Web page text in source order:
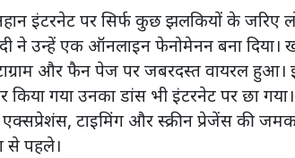
इंटरनेट पर सिर्फ कुछ झलकियों के जरिए
ने उन्हें एक ऑनलाइन फेनोमेनन बना दिया।
और फैन पेज पर जबरदस्त वायरल
किया गया उनका डांस भी इंटरनेट पर छा
एक्सप्रेशंस, टाइमिंग और स्क्रीन प्रेजेंस की
से पहले।